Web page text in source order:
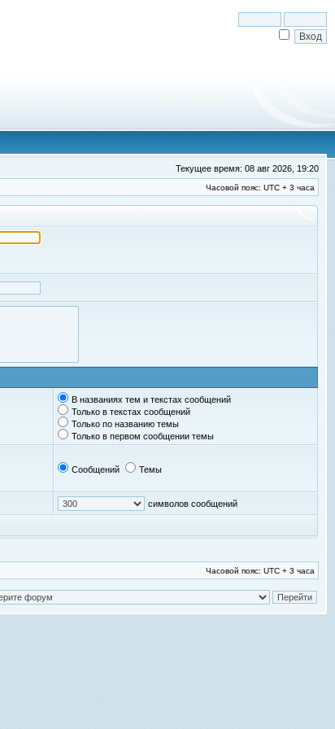
Текущее время: 08 авг 2026, 19:20
Часовой пояс: UTC + 3 часа
В названиях тем и текстах сообщений
Только в текстах сообщений
Только по названию темы
Только в первом сообщении темы
Сообщений Темы
символов сообщений
Часовой пояс: UTC + 3 часа